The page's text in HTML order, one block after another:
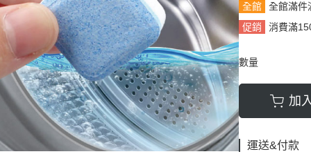
全館
全館滿件
促銷
消費滿
數量
加
運送&付款